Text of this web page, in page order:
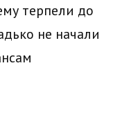
терпели до
не начали